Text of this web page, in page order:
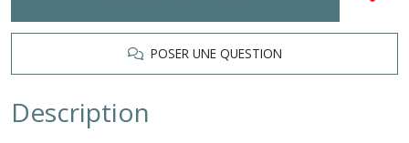
POSER UNE QUESTION
Description